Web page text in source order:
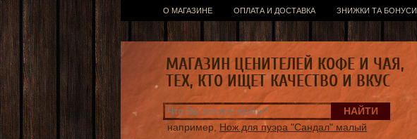
О МАГАЗИНЕ ОПЛАТА И ДОСТАВКА ЗНИЖКИ ТА БОНУСИ
например, Нож для пуэра "Сандал" малый
МАГАЗИН ЦЕНИТЕЛЕЙ КОФЕ И ЧАЯ,
ТЕХ, КТО ИЩЕТ КАЧЕСТВО И ВКУС